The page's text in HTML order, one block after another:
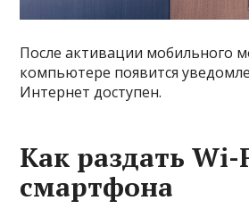
После активации мобильного
компьютере появится
Интернет доступен.
Как раздать Wi-
смартфона